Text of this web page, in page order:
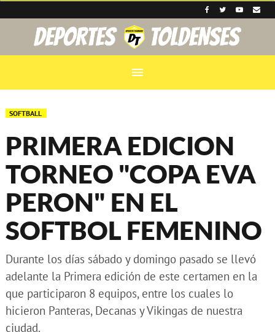
menu
SOFTBALL
PRIMERA EDICION
TORNEO "COPA EVA
PERON" EN EL
SOFTBOL FEMENINO
Durante los días sábado y domingo pasado se llevó
adelante la Primera edición de este certamen en la
que participaron 8 equipos, entre los cuales lo
hicieron Panteras, Decanas y Vikingas de nuestra
ciudad.